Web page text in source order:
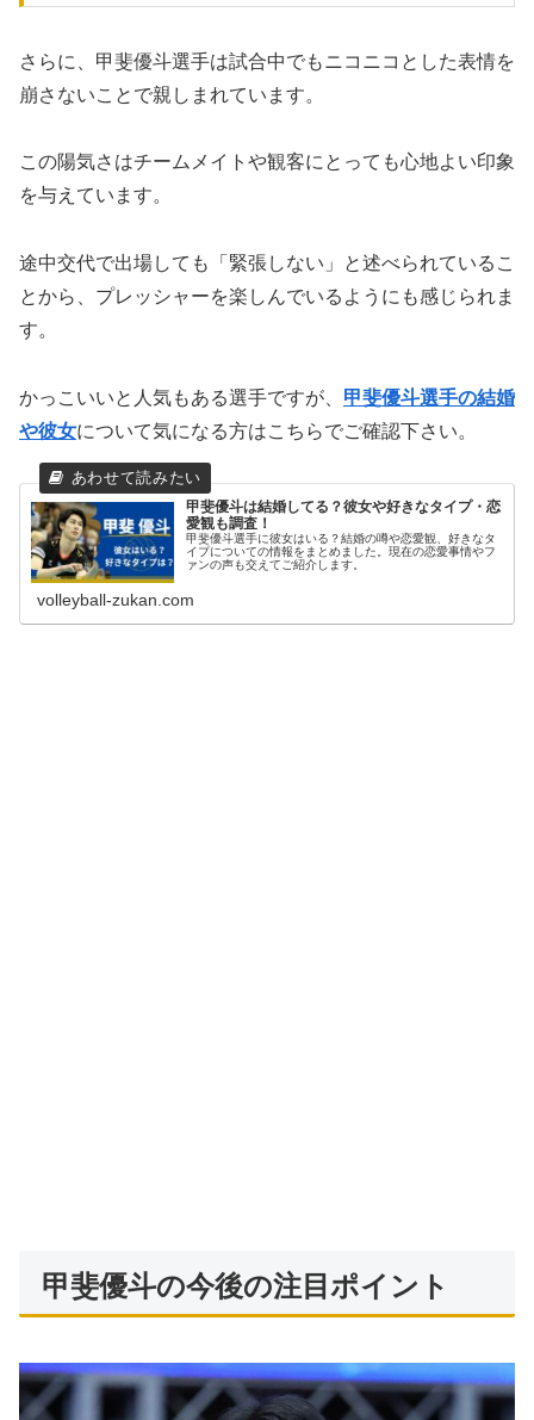
さらに、甲斐優斗選手は試合中でもニコニコとした表情を
崩さないことで親しまれています。
この陽気さはチームメイトや観客にとっても心地よい印象
を与えています。
途中交代で出場しても「緊張しない」と述べられているこ
とから、プレッシャーを楽しんでいるようにも感じられま
す。
かっこいいと人気もある選手ですが、 甲斐優斗選手の結婚
や彼女について気になる方はこちらでご確認下さい。
甲斐優斗は結婚してる？彼女や好きなタイプ・恋
愛観も調査！
甲斐優斗選手に彼女はいる？結婚の噂や恋愛観、好きなタ
イプについての情報をまとめました。現在の恋愛事情やフ
ァンの声も交えてご紹介します。
volleyball-zukan.com
甲斐優斗の今後の注目ポイント